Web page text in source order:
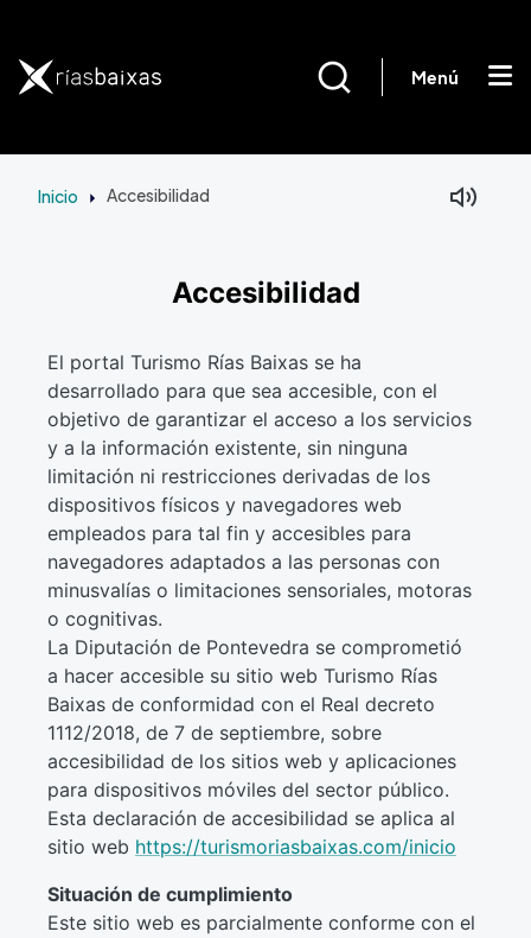
Menú
Inicio Accesibilidad
Accesibilidad
El portal Turismo Rías Baixas se ha
desarrollado para que sea accesible, con el
objetivo de garantizar el acceso a los servicios
y a la información existente, sin ninguna
limitación ni restricciones derivadas de los
dispositivos físicos y navegadores web
empleados para tal fin y accesibles para
navegadores adaptados a las personas con
minusvalías o limitaciones sensoriales, motoras
o cognitivas.
La Diputación de Pontevedra se comprometió
a hacer accesible su sitio web Turismo Rías
Baixas de conformidad con el Real decreto
1112/2018, de 7 de septiembre, sobre
accesibilidad de los sitios web y aplicaciones
para dispositivos móviles del sector público.
Esta declaración de accesibilidad se aplica al
sitio web https://turismoriasbaixas.com/inicio
Situación de cumplimiento
Este sitio web es parcialmente conforme con el